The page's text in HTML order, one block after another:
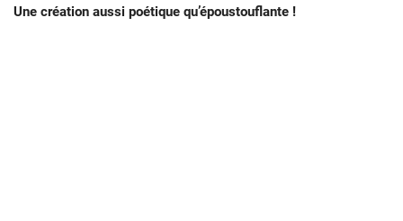
Une création aussi poétique qu’époustouflante !